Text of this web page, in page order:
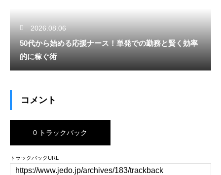
2026.08.06
50代から始める応援ナース！単発での勤務と賢く効率
的に稼ぐ術
コメント
0 トラックバック
トラックバックURL